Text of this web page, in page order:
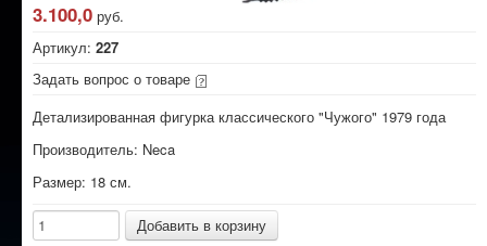
3.100,0 руб.
Артикул: 227
Задать вопрос о товаре
Детализированная фигурка классического "Чужого" 1979 года
Производитель: Neca
Размер: 18 см.